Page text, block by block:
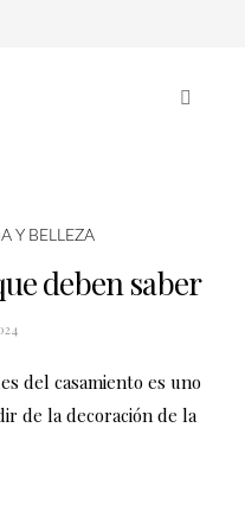
Y BELLEZA
deben saber
del casamiento es uno
de la decoración de la